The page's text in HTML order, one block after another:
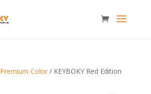
Premium Color/ KEYBOKY Red Edition